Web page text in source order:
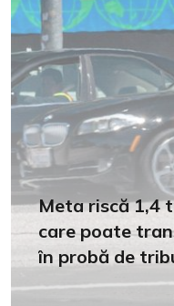
Meta riscă 1,4
care poate
în probă de